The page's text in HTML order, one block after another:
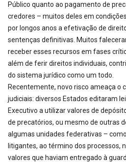
Público quanto ao pagamento de
credores – muitos deles em
por longos anos a efetivação de
sentenças definitivas. Muitos
receber esses recursos em fases
além de ferir direitos individuais,
do sistema jurídico como um todo.
Recentemente, novo risco ameaça o
judiciais: diversos Estados editaram
Executivo a utilizar valores de
de precatórios, ou mesmo de outras
algumas unidades federativas –
litigantes, ao término dos processos,
valores que haviam entregado à